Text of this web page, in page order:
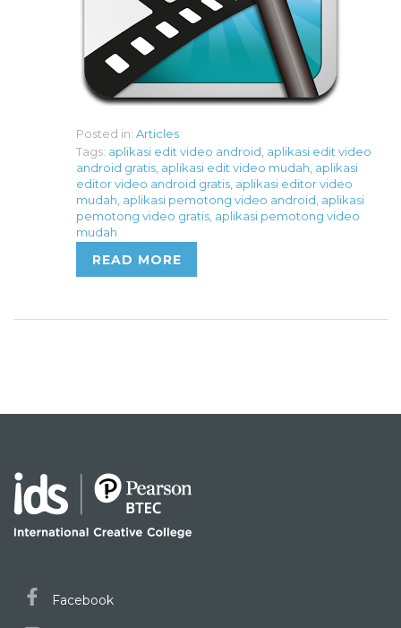
Posted in: Articles
Tags: aplikasi edit video android, aplikasi edit video
android gratis, aplikasi edit video mudah, aplikasi
editor video android gratis, aplikasi editor video
mudah, aplikasi pemotong video android, aplikasi
pemotong video gratis, aplikasi pemotong video
mudah
READ MORE
Facebook